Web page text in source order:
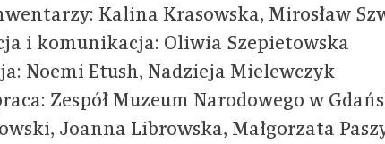
Kalina Krasowska, Mirosław
i komunikacja: Oliwia Szepietowska
Noemi Etush, Nadzieja Mielewczyk
Zespół Muzeum Narodowego w
Joanna Librowska, Małgorzata